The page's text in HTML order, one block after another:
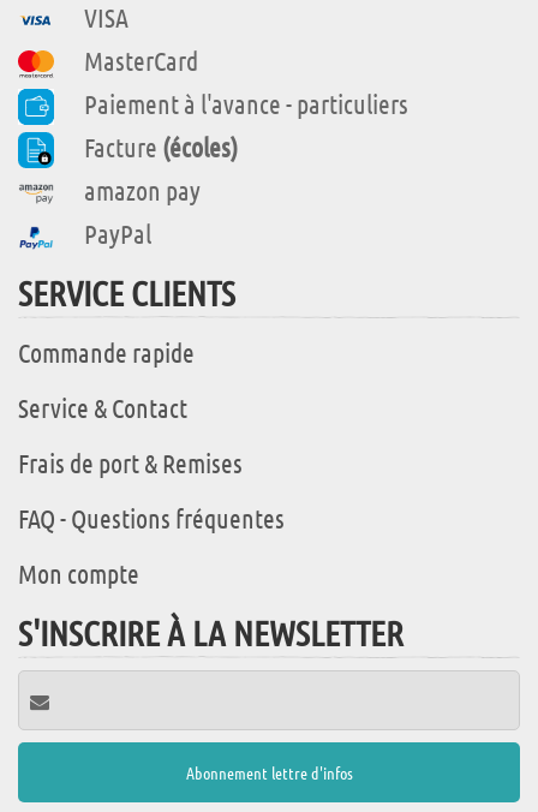
VISA
MasterCard
Paiement à l'avance - particuliers
Facture (écoles)
amazon pay
PayPal
SERVICE CLIENTS
Commande rapide
Service & Contact
Frais de port & Remises
FAQ - Questions fréquentes
Mon compte
S'INSCRIRE À LA NEWSLETTER